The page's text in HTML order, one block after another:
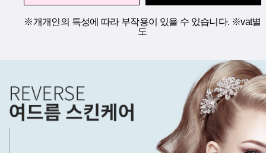
※개개인의 특성에 따라 부작용이 있을 수 있습니다. ※vat별
도